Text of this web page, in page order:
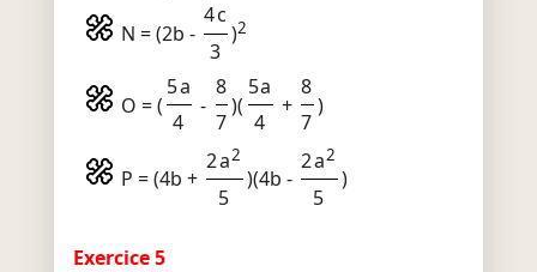
N = (2b -
4c
3
)2
O = (
5a
4
-
8
7
)(
5a
4
+
8
7
)
P = (4b +
2a2
5
)(4b -
2a2
5
)
Exercice 5